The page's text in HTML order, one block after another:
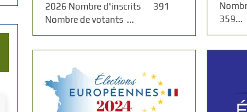
2026 Nombre d'inscrits 391
Nombre de votants ...
359...